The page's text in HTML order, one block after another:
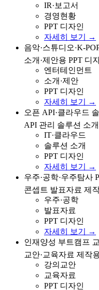
IR·보고서
경영현황
PPT 디자인
자세히 보기 →
음악·스튜디오·K-
인 사례
음악·스튜디오·K-
소개·제안용 PPT 디
엔터테인먼트
소개·제안
PPT 디자인
자세히 보기 →
오픈 API 및 클라우
디자인 사례
오픈 API·클라우드
API 관리 솔루션 소
IT·클라우드
솔루션 소개
PPT 디자인
자세히 보기 →
우주·공학·우주탐사
디자인
우주·공학·우주탐사
콘셉트 발표자료 제
우주·공학
발표자료
PPT 디자인
자세히 보기 →
인재양성 부트캠프
디자인 사례
인재양성 부트캠프
교안·교육자료 제작
강의교안
교육자료
PPT 디자인